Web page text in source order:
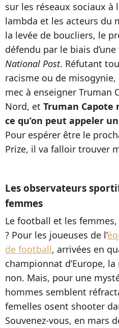
sur les réseaux sociaux
lambda et les acteurs du
la levée de boucliers, le
défendu par le biais
National Post. Réfutant
racisme ou de
mec à enseigner Truman
Nord, et Truman Capote
ce qu’on peut appeler
Pour espérer être le
Prize, il va falloir trouver
Les observateurs
femmes
Le football et les
? Pour les joueuses de l’
de football, arrivées en
championnat d’Europe,
non. Mais, pour une
hommes semblent
femelles osent shooter
Souvenez-vous, en mars